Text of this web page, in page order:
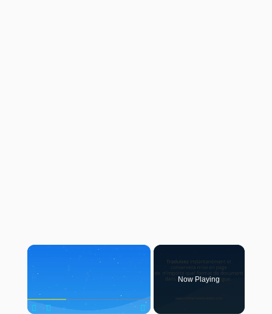
×
Now Playing